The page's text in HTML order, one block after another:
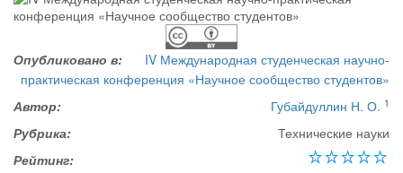
Опубликовано в:
IV Международная студенческая научно-
практическая конференция «Научное сообщество студентов»
Автор:
Губайдуллин Н. О. 1
Рубрика:
Технические науки
Рейтинг: